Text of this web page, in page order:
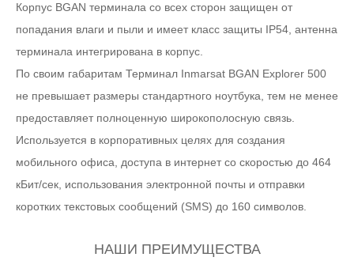
Корпус BGAN терминала со всех сторон защищен от
попадания влаги и пыли и имеет класс защиты IP54, антенна
терминала интегрирована в корпус.
По своим габаритам Терминал Inmarsat BGAN Explorer 500
не превышает размеры стандартного ноутбука, тем не менее
предоставляет полноценную широкополосную связь.
Используется в корпоративных целях для создания
мобильного офиса, доступа в интернет со скоростью до 464
кБит/сек, использования электронной почты и отправки
коротких текстовых сообщений (SMS) до 160 символов.
НАШИ ПРЕИМУЩЕСТВА